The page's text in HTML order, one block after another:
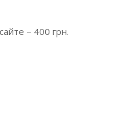
– 400 грн.